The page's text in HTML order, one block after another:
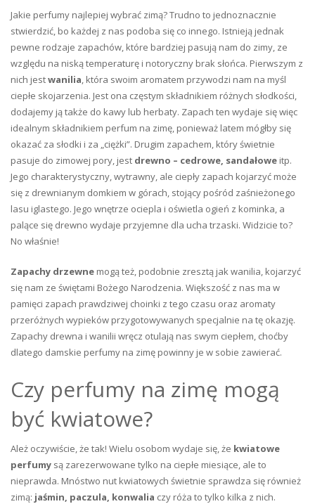
Jakie perfumy najlepiej wybrać zimą? Trudno to jednoznacznie
stwierdzić, bo każdej z nas podoba się co innego. Istnieją jednak
pewne rodzaje zapachów, które bardziej pasują nam do zimy, ze
względu na niską temperaturę i notoryczny brak słońca. Pierwszym z
nich jestwanilia, która swoim aromatem przywodzi nam na myśl
ciepłe skojarzenia. Jest ona częstym składnikiem różnych słodkości,
dodajemy ją także do kawy lub herbaty. Zapach ten wydaje się więc
idealnym składnikiem perfum na zimę, ponieważ latem mógłby się
okazać za słodki i za „ciężki”. Drugim zapachem, który świetnie
pasuje do zimowej pory, jest drewno – cedrowe, sandałowe itp.
Jego charakterystyczny, wytrawny, ale ciepły zapach kojarzyć może
się z drewnianym domkiem w górach, stojący pośród zaśnieżonego
lasu iglastego. Jego wnętrze ociepla i oświetla ogień z kominka, a
palące się drewno wydaje przyjemne dla ucha trzaski. Widzicie to?
No właśnie!
Zapachy drzewne mogą też, podobnie zresztą jak wanilia, kojarzyć
się nam ze świętami Bożego Narodzenia. Większość z nas ma w
pamięci zapach prawdziwej choinki z tego czasu oraz aromaty
przeróżnych wypieków przygotowywanych specjalnie na tę okazję.
Zapachy drewna i wanilii wręcz otulają nas swym ciepłem, choćby
dlatego damskie perfumy na zimę powinny je w sobie zawierać.
Czy perfumy na zimę mogą
być kwiatowe?
Ależ oczywiście, że tak! Wielu osobom wydaje się, że kwiatowe
perfumy są zarezerwowane tylko na ciepłe miesiące, ale to
nieprawda. Mnóstwo nut kwiatowych świetnie sprawdza się również
zimą: jaśmin, paczula, konwalia czy róża to tylko kilka z nich.